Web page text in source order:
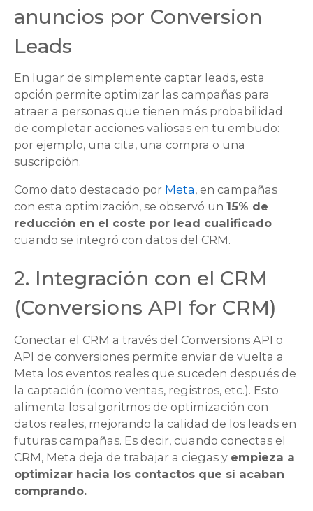
anuncios por Conversion
Leads
En lugar de simplemente captar leads, esta
opción permite optimizar las campañas para
atraer a personas que tienen más probabilidad
de completar acciones valiosas en tu embudo:
por ejemplo, una cita, una compra o una
suscripción.
Como dato destacado por Meta, en campañas
con esta optimización, se observó un 15% de
reducción en el coste por lead cualificado
cuando se integró con datos del CRM.
2. Integración con el CRM
(Conversions API for CRM)
Conectar el CRM a través del Conversions API o
API de conversiones permite enviar de vuelta a
Meta los eventos reales que suceden después de
la captación (como ventas, registros, etc.). Esto
alimenta los algoritmos de optimización con
datos reales, mejorando la calidad de los leads en
futuras campañas. Es decir, cuando conectas el
CRM, Meta deja de trabajar a ciegas y empieza a
optimizar hacia los contactos que sí acaban
comprando.